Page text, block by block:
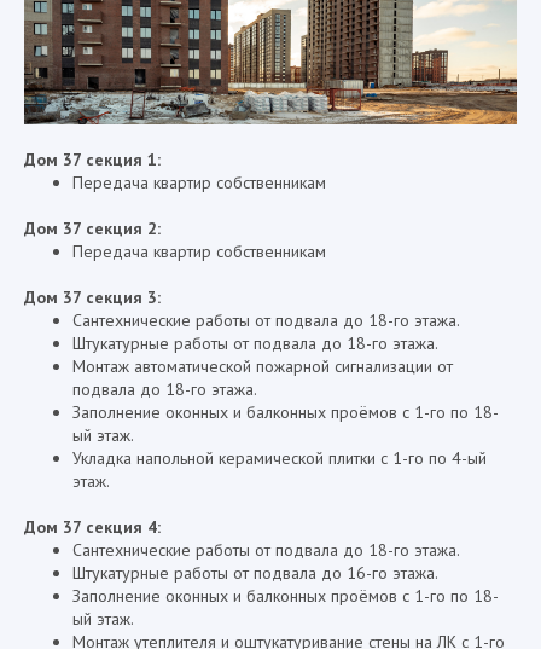
Дом 37 секция 1:
Передача квартир собственникам
Дом 37 секция 2:
Передача квартир собственникам
Дом 37 секция 3:
Сантехнические работы от подвала до 18-го этажа.
Штукатурные работы от подвала до 18-го этажа.
Монтаж автоматической пожарной сигнализации от
подвала до 18-го этажа.
Заполнение оконных и балконных проёмов с 1-го по 18-
ый этаж.
Укладка напольной керамической плитки с 1-го по 4-ый
этаж.
Дом 37 секция 4:
Сантехнические работы от подвала до 18-го этажа.
Штукатурные работы от подвала до 16-го этажа.
Заполнение оконных и балконных проёмов с 1-го по 18-
ый этаж.
Монтаж утеплителя и оштукатуривание стены на ЛК с 1-го